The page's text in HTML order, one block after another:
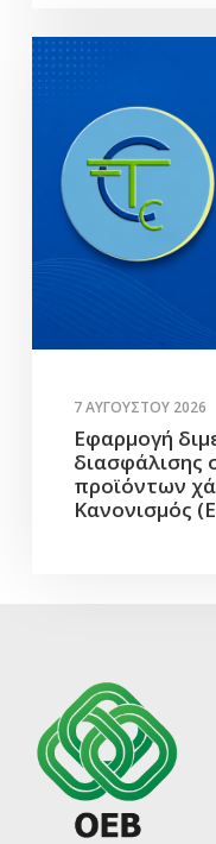
7 ΑΥΓΟΎΣΤΟΥ 2026
Εφαρμογή
διασφάλισης
προϊόντων
Κανονισμός